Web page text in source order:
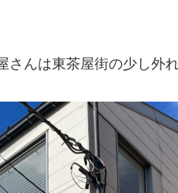
さんは東茶屋街の少し外